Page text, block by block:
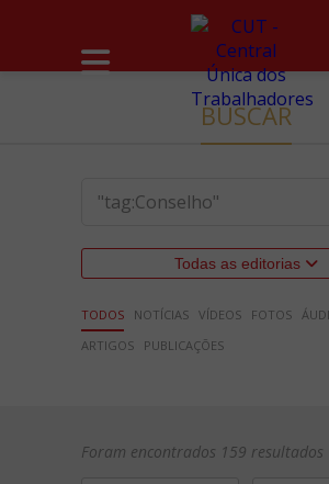
BUSCAR
Todas as editorias
TODOS NOTÍCIAS VÍDEOS FOTOS
ARTIGOS
PUBLICAÇÕES
Foram encontrados 159 resultados